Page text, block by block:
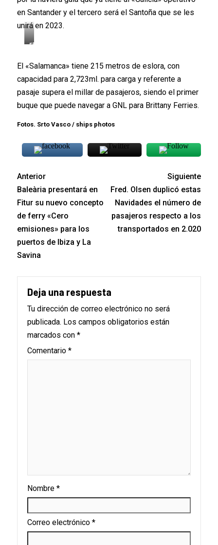
en Santander y el tercero será el Santoña que se les
unirá en 2023.
El
en
por
el
El «Salamanca» tiene 215 metros de eslora, con
capacidad para 2,723ml. para carga y referente a
pasaje supera el millar de pasajeros, siendo el primer
buque que puede navegar a GNL para Brittany Ferries.
Fotos. Srto Vasco / ships photos
Anterior
Baleària presentará en
Fitur su nuevo concepto
de ferry «Cero
emisiones» para los
puertos de Ibiza y La
Savina
Siguiente
Fred. Olsen duplicó estas
Navidades el número de
pasajeros respecto a los
transportados en 2.020
Deja una respuesta
Tu dirección de correo electrónico no será
publicada. Los campos obligatorios están
marcados con *
Comentario *
Nombre *
Correo electrónico *